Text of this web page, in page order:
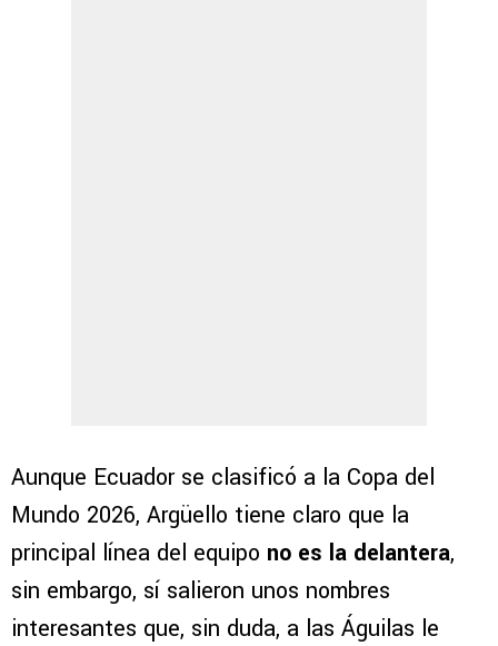
Aunque Ecuador se clasificó a la Copa del
Mundo 2026, Argüello tiene claro que la
principal línea del equipo no es la delantera,
sin embargo, sí salieron unos nombres
interesantes que, sin duda, a las Águilas le